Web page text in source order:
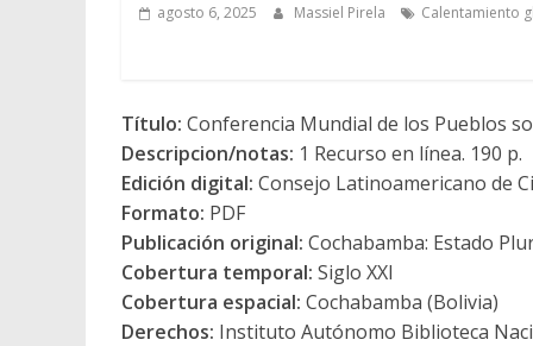
agosto 6, 2025 Massiel Pirela Calentamiento
Título: Conferencia Mundial de los Pueblos
Descripcion/notas: 1 Recurso en línea. 190 p.
Edición digital: Consejo Latinoamericano de
Formato: PDF
Publicación original: Cochabamba: Estado
Cobertura temporal: Siglo XXI
Cobertura espacial: Cochabamba (Bolivia)
Derechos: Instituto Autónomo Biblioteca